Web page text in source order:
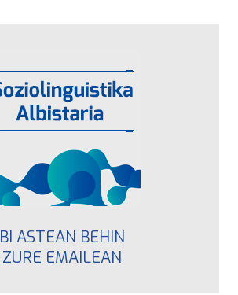
BI ASTEAN BEHIN
ZURE EMAILEAN